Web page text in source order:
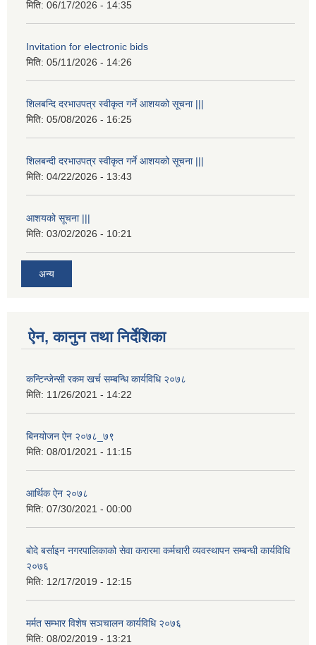
मिति: 06/17/2026 - 14:35
Invitation for electronic bids
मिति: 05/11/2026 - 14:26
शिलबन्दि दरभाउपत्र स्वीकृत गर्ने आशयको सूचना |||
मिति: 05/08/2026 - 16:25
शिलबन्दी दरभाउपत्र स्वीकृत गर्ने आशयको सूचना |||
मिति: 04/22/2026 - 13:43
आशयको सूचना |||
मिति: 03/02/2026 - 10:21
अन्य
ऐन, कानुन तथा निर्देशिका
कन्टिन्जेन्सी रकम खर्च सम्बन्धि कार्यविधि २०७८
मिति: 11/26/2021 - 14:22
बिनयोजन ऐन २०७८_७९
मिति: 08/01/2021 - 11:15
आर्थिक ऐन २०७८
मिति: 07/30/2021 - 00:00
बोदे बर्साइन नगरपालिकाको सेवा करारमा कर्मचारी व्यवस्थापन सम्बन्धी कार्यविधि
२०७६
मिति: 12/17/2019 - 12:15
मर्मत सम्भार विशेष सञचालन कार्यविधि २०७६
मिति: 08/02/2019 - 13:21